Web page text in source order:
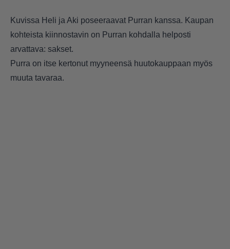
Kuvissa Heli ja Aki poseeraavat Purran kanssa. Kaupan
kohteista kiinnostavin on Purran kohdalla helposti
arvattava: sakset.
Purra on itse kertonut myyneensä huutokauppaan myös
muuta tavaraa.